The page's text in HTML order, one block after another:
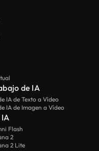
de IA
IA de Texto a Vídeo
IA de Imagen a Vídeo
Flash
2
2 Lite